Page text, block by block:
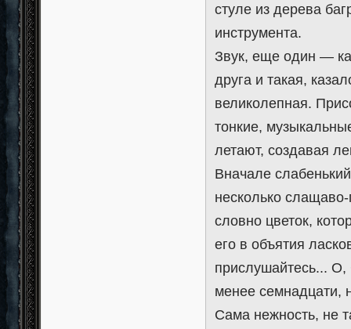
стуле из дерева
инструмента.
Звук, еще один —
друга и такая,
великолепная.
тонкие,
летают, создавая
Вначале
несколько
словно цветок,
его в объятия
прислушайтесь... О,
менее семнадцати,
Сама нежность, не